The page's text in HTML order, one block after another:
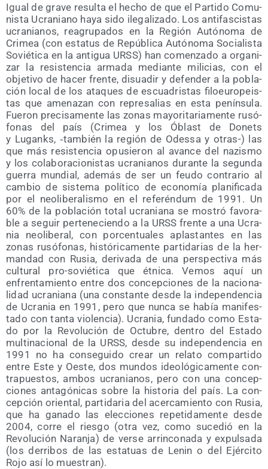
Igual de gra­ve resul­ta el hecho de que el Par­ti­do Comu­
nis­ta Ucra­niano haya sido ile­ga­li­za­do. Los anti­fas­cis­tas
ucra­nia­nos, reagru­pa­dos en la Región Autó­no­ma de
Cri­mea (con esta­tus de Repú­bli­ca Autó­no­ma Socia­lis­ta
Sovié­ti­ca en la anti­gua URSS) han comen­za­do a orga­ni­
zar la resis­ten­cia arma­da median­te mili­cias, con el
obje­ti­vo de hacer fren­te, disua­dir y defen­der a la pobla­
ción local de los ata­ques de escua­dris­tas filo­euro­peis­
tas que ame­na­zan con repre­sa­lias en esta penín­su­la.
Fue­ron pre­ci­sa­men­te las zonas mayo­ri­ta­ria­men­te rusó­
fo­nas del país (Cri­mea y los Óblast de Donets
y Luganks, ‑tam­bién la región de Odes­sa y otras-) las
que más resis­ten­cia opu­sie­ron al avan­ce del nazis­mo
y los cola­bo­ra­cio­nis­tas ucra­nia­nos duran­te la segun­da
gue­rra mun­dial, ade­más de ser un feu­do con­tra­rio al
cam­bio de sis­te­ma polí­ti­co de eco­no­mía pla­ni­fi­ca­da
por el neo­li­be­ra­lis­mo en el refe­rén­dum de 1991. Un
60% de la pobla­ción total ucra­nia­na se mos­tró favo­ra­
ble a seguir per­te­ne­cien­do a la URSS fren­te a una Ucra­
nia neo­li­be­ral, con por­cen­tua­les aplas­tan­tes en las
zonas rusó­fo­nas, his­tó­ri­ca­men­te par­ti­da­rias de la her­
man­dad con Rusia, deri­va­da de una pers­pec­ti­va más
cul­tu­ral pro-sovié­ti­ca que étni­ca. Vemos aquí un
enfren­ta­mien­to entre dos con­cep­cio­nes de la nacio­na­
li­dad ucra­nia­na (una cons­tan­te des­de la inde­pen­den­cia
de Ucra­nia en 1991, pero que nun­ca se había mani­fes­
ta­do con tan­ta vio­len­cia). Ucra­nia, fun­da­do como Esta­
do por la Revo­lu­ción de Octu­bre, den­tro del Esta­do
mul­ti­na­cio­nal de la URSS, des­de su inde­pen­den­cia en
1991 no ha con­se­gui­do crear un rela­to com­par­ti­do
entre Este y Oes­te, dos mun­dos ideo­ló­gi­ca­men­te con­
tra­pues­tos, ambos ucra­nia­nos, pero con una con­cep­
cio­nes anta­gó­ni­cas sobre la his­to­ria del país. La con­
cep­ción orien­tal, par­ti­da­ria del acer­ca­mien­to con Rusia,
que ha gana­do las elec­cio­nes repe­ti­da­men­te des­de
2004, corre el ries­go (otra vez, como suce­dió en la
Revo­lu­ción Naran­ja) de ver­se arrin­co­na­da y expul­sa­da
(los derri­bos de las esta­tuas de Lenin o del Ejér­ci­to
Rojo así lo muestran).